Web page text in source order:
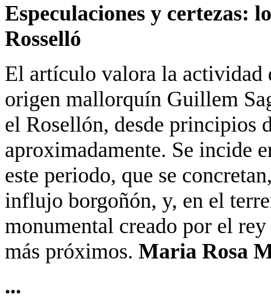
Especulaciones y certezas:
Rosselló
El artículo valora la actividad
origen mallorquín Guillem
el Rosellón, desde principios
aproximadamente. Se incide
este periodo, que se
influjo borgoñón, y, en el
monumental creado por el
más próximos. Maria Rosa
...